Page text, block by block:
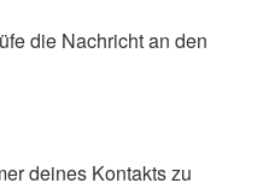
die Nachricht an den
deines Kontakts zu